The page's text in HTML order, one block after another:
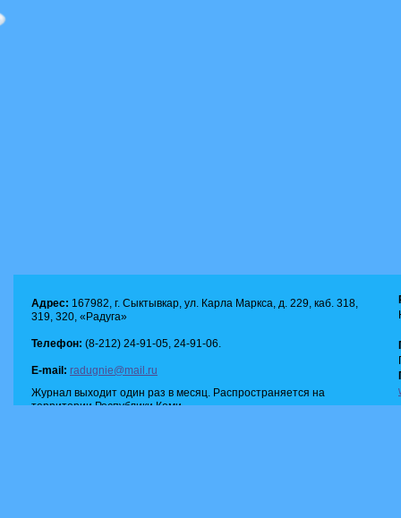
Адрес: 167982, г. Сыктывкар, ул. Карла Маркса, д. 229, каб. 318,
319, 320, «Радуга»
Телефон: (8-212) 24-91-05, 24-91-06.
E-mail: radugnie@mail.ru
Журнал выходит один раз в месяц. Распространяется на
территории Республики Коми.